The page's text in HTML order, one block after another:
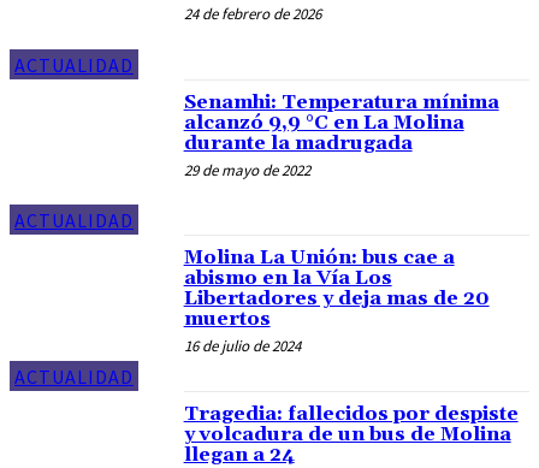
ACTUALIDAD
24 de febrero de 2026
ACTUALIDAD
Senamhi: Temperatura mínima
alcanzó 9,9 °C en La Molina
durante la madrugada
29 de mayo de 2022
ACTUALIDAD
Molina La Unión: bus cae a
abismo en la Vía Los
Libertadores y deja mas de 20
muertos
16 de julio de 2024
Tragedia: fallecidos por despiste
y volcadura de un bus de Molina
llegan a 24